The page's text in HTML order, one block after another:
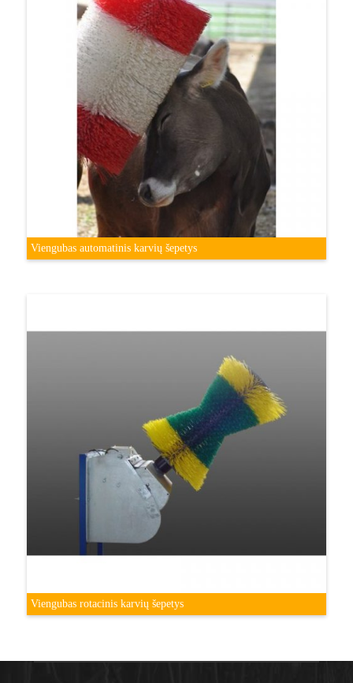
Viengubas automatinis karvių šepetys
Viengubas rotacinis karvių šepetys